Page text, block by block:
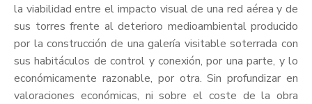
la viabilidad entre el impacto visual de una red aérea y de
sus torres frente al deterioro medioambiental producido
por la construcción de una galería visitable soterrada con
sus habitáculos de control y conexión, por una parte, y lo
económicamente razonable, por otra. Sin profundizar en
valoraciones económicas, ni sobre el coste de la obra